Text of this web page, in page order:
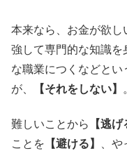
本来なら、お金が欲
強して専門的な知識
な職業につくなどと
が、
【それをしない】
難しいことから 【逃げ
ことを 【避ける】
、